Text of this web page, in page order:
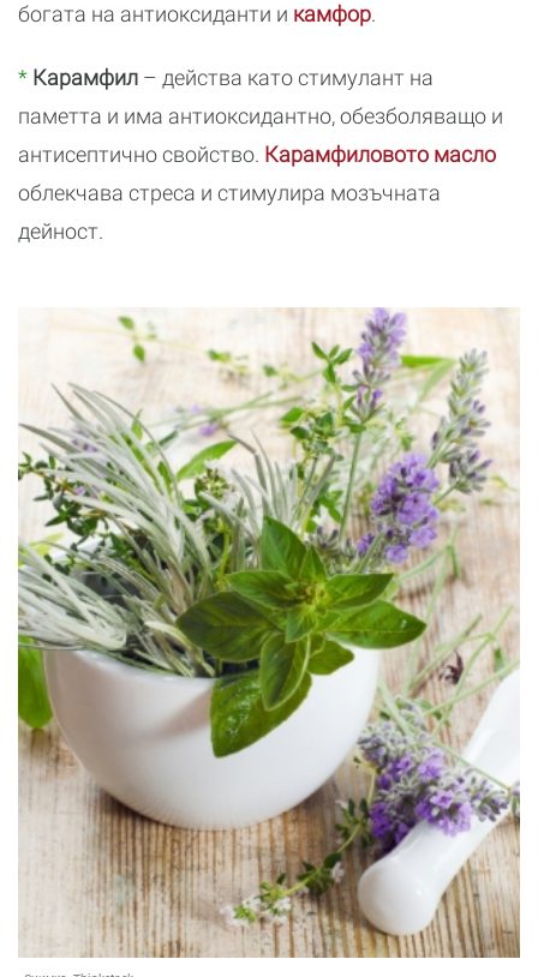
богата на антиоксиданти и камфор.
* Карамфил – действа като стимулант на
паметта и има антиоксидантно, обезболяващо и
антисептично свойство. Карамфиловото масло
облекчава стреса и стимулира мозъчната
дейност.